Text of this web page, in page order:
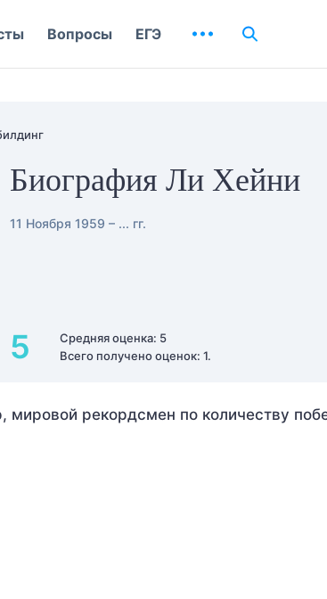
Биография Ли Хейни
11 Ноября 1959 – ... гг.
5
Средняя оценка: 5
Всего получено оценок: 1.
рекордсмен по количеству
Вопросы ЕГЭ